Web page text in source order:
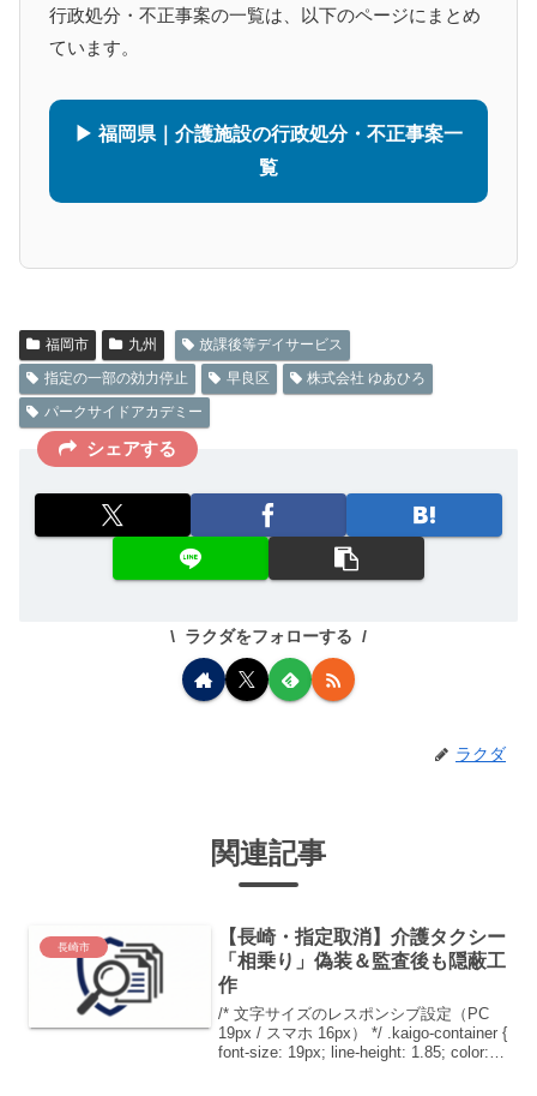
行政処分・不正事案の一覧は、以下のページにまとめ
ています。
▶ 福岡県｜介護施設の行政処分・不正事案一
覧
福岡市 九州
放課後等デイサービス
指定の一部の効力停止
早良区
株式会社 ゆあひろ
パークサイドアカデミー
シェアする
ラクダをフォローする
ラクダ
関連記事
長崎市
【長崎・指定取消】介護タクシー
「相乗り」偽装＆監査後も隠蔽工
作
/* 文字サイズのレスポンシブ設定（PC
19px / スマホ 16px） */ .kaigo-container {
font-size: 19px; line-height: 1.85; color: